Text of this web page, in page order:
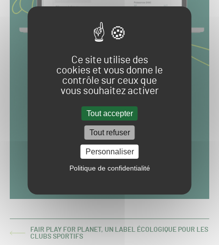
Ce site utilise des
cookies et vous donne le
contrôle sur ceux que
vous souhaitez activer
Tout accepter
Tout refuser
Personnaliser
Politique de confidentialité
ARTICLE
FAIR PLAY FOR PLANET, UN LABEL ÉCOLOGIQUE POUR LES
CLUBS SPORTIFS